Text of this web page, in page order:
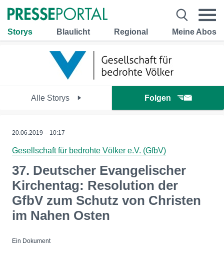
Storys Blaulicht Regional Meine Abos
Alle Storys Folgen
20.06.2019 – 10:17
Gesellschaft für bedrohte Völker e.V. (GfbV)
37. Deutscher Evangelischer
Kirchentag: Resolution der
GfbV zum Schutz von Christen
im Nahen Osten
Ein Dokument